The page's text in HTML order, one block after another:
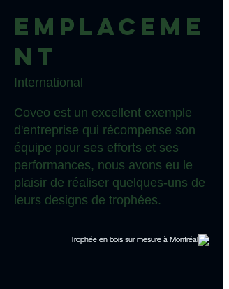
Emplaceme
nt
International
Coveo est un excellent exemple
d'entreprise qui récompense son
équipe pour ses efforts et ses
performances, nous avons eu le
plaisir de réaliser quelques-uns de
leurs designs de trophées.